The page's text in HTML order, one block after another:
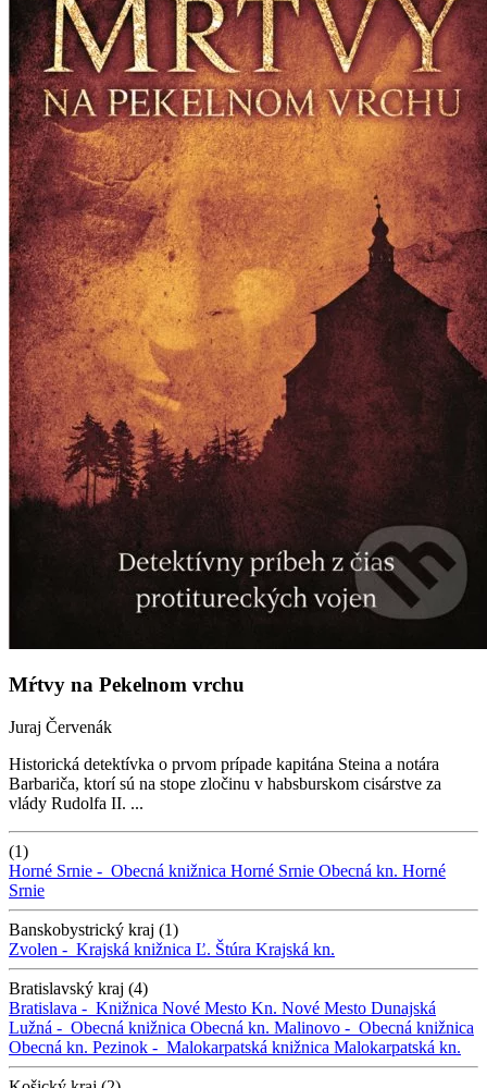
Mŕtvy na Pekelnom vrchu
Juraj Červenák
Historická detektívka o prvom prípade kapitána Steina a notára
Barbariča, ktorí sú na stope zločinu v habsburskom cisárstve za
vlády Rudolfa II. ...
(1)
Horné Srnie - Obecná knižnica Horné Srnie Obecná kn. Horné
Srnie
Banskobystrický kraj (1)
Zvolen - Krajská knižnica Ľ. Štúra Krajská kn.
Bratislavský kraj (4)
Bratislava - Knižnica Nové Mesto Kn. Nové Mesto Dunajská
Lužná - Obecná knižnica Obecná kn. Malinovo - Obecná knižnica
Obecná kn. Pezinok - Malokarpatská knižnica Malokarpatská kn.